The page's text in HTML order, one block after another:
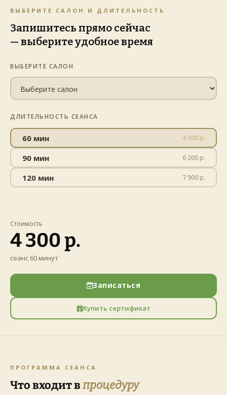
ВЫБЕРИТЕ САЛОН И ДЛИТЕЛЬНОСТЬ
Запишитесь прямо сейчас
— выберите удобное время
ВЫБЕРИТЕ САЛОН
ДЛИТЕЛЬНОСТЬ СЕАНСА
60 мин 4 300 р.
90 мин 6 200 р.
120 мин 7 900 р.
Стоимость
4 300 р.
сеанс 60 минут
Записаться
Купить сертификат
ПРОГРАММА СЕАНСА
Что входит впроцедуру